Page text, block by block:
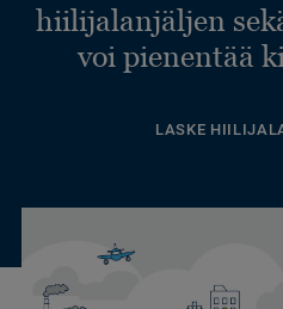
hiilijalanjäljen
voi pienentää
LASKE